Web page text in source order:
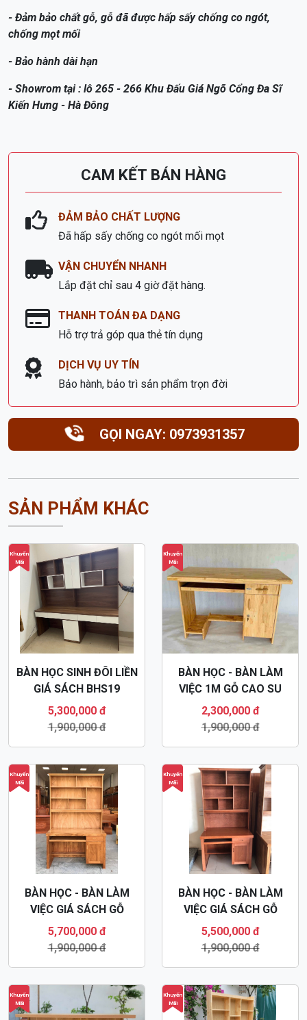
- Đảm bảo chất gỗ, gỗ đã được hấp sấy chống co ngót,
chống mọt mối
- Bảo hành dài hạn
- Showrom tại : lô 265 - 266 Khu Đấu Giá Ngõ Cổng Đa Sĩ
Kiến Hưng - Hà Đông
CAM KẾT BÁN HÀNG
ĐẢM BẢO CHẤT LƯỢNG
Đã hấp sấy chống co ngót mối mọt
VẬN CHUYỂN NHANH
Lắp đặt chỉ sau 4 giờ đặt hàng.
THANH TOÁN ĐA DẠNG
Hỗ trợ trả góp qua thẻ tín dụng
DỊCH VỤ UY TÍN
Bảo hành, bảo trì sản phẩm trọn đời
GỌI NGAY: 0973931357
SẢN PHẨM KHÁC
Khuyến
Mãi
BÀN HỌC SINH ĐÔI LIỀN
GIÁ SÁCH BHS19
5,300,000 đ
1,900,000 đ
Khuyến
Mãi
BÀN HỌC - BÀN LÀM
VIỆC 1M GỖ CAO SU
BHS12
2,300,000 đ
1,900,000 đ
Khuyến
Mãi
BÀN HỌC - BÀN LÀM
VIỆC GIÁ SÁCH GỖ
HƯƠNG XÁM BHS14
5,700,000 đ
1,900,000 đ
Khuyến
Mãi
BÀN HỌC - BÀN LÀM
VIỆC GIÁ SÁCH GỖ
XOAN ĐÀO BHS15
5,500,000 đ
1,900,000 đ
Khuyến
Mãi
Khuyến
Mãi